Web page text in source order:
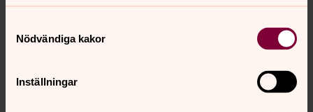
Nödvändiga kakor
Inställningar
1. Vit dopklänning med spets och rosa band.
Öppna bildspel